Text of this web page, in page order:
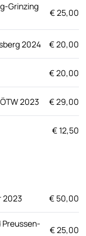
Grinzing
€ 25,00
2024 € 20,00
€ 20,00
2023 € 29,00
€ 12,50
2023 € 50,00
€ 25,00